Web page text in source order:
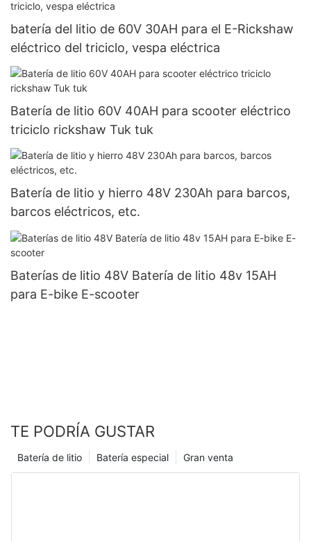
batería del litio de 60V 30AH para el E-Rickshaw
eléctrico del triciclo, vespa eléctrica
Batería de litio 60V 40AH para scooter eléctrico
triciclo rickshaw Tuk tuk
Batería de litio y hierro 48V 230Ah para barcos,
barcos eléctricos, etc.
Baterías de litio 48V Batería de litio 48v 15AH
para E-bike E-scooter
TE PODRÍA GUSTAR
Gran venta
Batería especial
Batería de litio